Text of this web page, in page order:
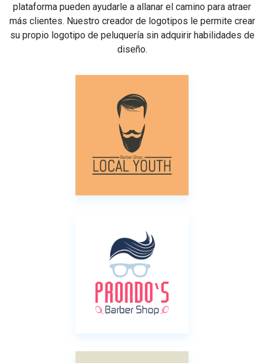
plataforma pueden ayudarle a allanar el camino para atraer
más clientes. Nuestro creador de logotipos le permite crear
su propio logotipo de peluquería sin adquirir habilidades de
diseño.